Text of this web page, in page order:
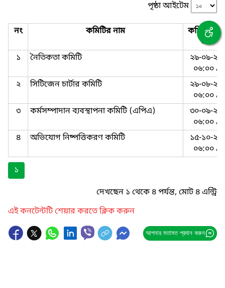
পৃষ্ঠা আইটেম
নং কমিটির নাম
কমিটি
তারিখ
১
নৈতিকতা কমিটি
২৯-০৯-
০৬:০০
২
সিটিজেন চার্টার কমিটি
২৯-০৮-
০৬:০০
৩
কর্মসম্পাদান ব্যবস্থাপনা কমিটি (এপিএ)
৩০-০৯-
০৬:০০
৪
অভিযোগ নিষ্পত্তিকরণ কমিটি
১৫-১০-
০৬:০০
১
দেখছেন ১ থেকে ৪ পর্যন্ত, মোট ৪ এন্ট্রি
এই কনটেন্টটি শেয়ার করতে ক্লিক করুন
আপনার মতামত প্রদান করুন